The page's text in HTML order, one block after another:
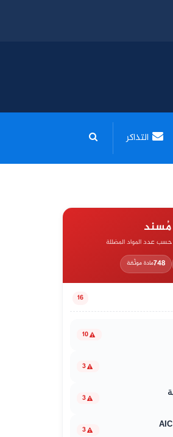
التذاكر
حسب عدد المواد المضللة
748مادة موثّقة
16
10
3
3
3